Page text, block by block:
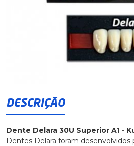
DESCRIÇÃO
Dente Delara 30U Superior A1 -
Dentes Delara foram